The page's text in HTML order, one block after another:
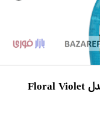
اسپری پاک کننده سطوح حمام لودویک مدل Floral Violet